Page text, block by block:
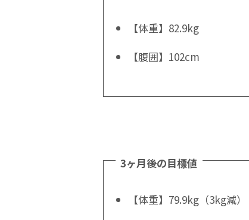
【体重】82.9kg
【腹囲】102cm
3ヶ月後の目標値
【体重】79.9kg（3kg減）